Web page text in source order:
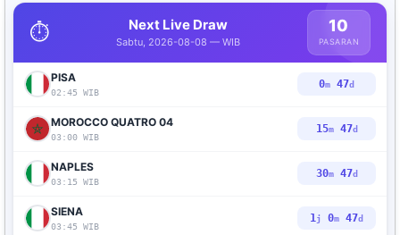
⏱️ Next Live Draw
Sabtu, 2026-08-08 — WIB
10
PASARAN
PISA
02:45 WIB
0m 46d
MOROCCO QUATRO 04
03:00 WIB
15m46d
NAPLES
03:15 WIB
30m46d
SIENA
03:45 WIB
1j 0m 46d